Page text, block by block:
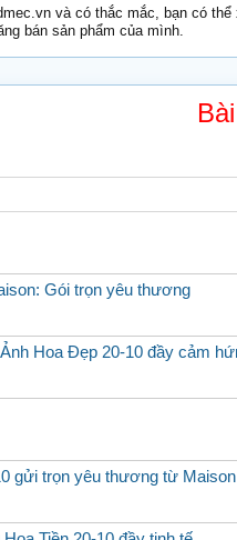
và có thắc mắc, bạn có
bán sản phẩm của mình.
Gói trọn yêu thương
Hoa Đẹp 20-10 đầy cảm
gửi trọn yêu thương từ Maison